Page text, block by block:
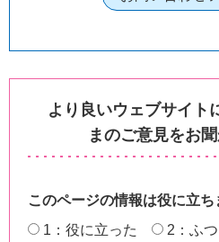
より良いウェブサイト
まのご意見をお
このページの情報は役に立ち
1：役に立った
2：ふつ